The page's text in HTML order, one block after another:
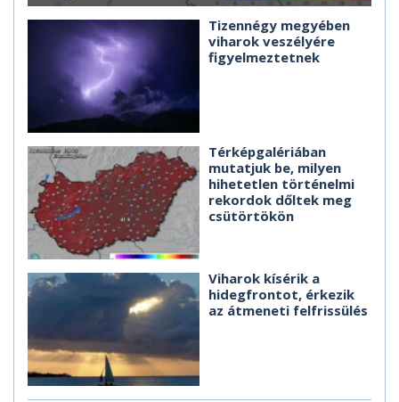
Tizennégy megyében
viharok veszélyére
figyelmeztetnek
Térképgalériában
mutatjuk be, milyen
hihetetlen történelmi
rekordok dőltek meg
csütörtökön
Viharok kísérik a
hidegfrontot, érkezik
az átmeneti felfrissülés